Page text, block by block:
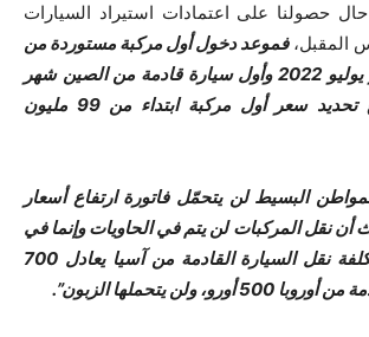
حصولنا على اعتمادات استيراد السيارات
المقبل،فموعد دخول أول مركبة مستوردة من
أوروبا سيكون شهر يوليو 2022 وأول سيارة قادمة من الصين شهر
سبتمبر 2022، مع تحديد سعر أول مركبة ابتداء من 99 مليون
البسيط لن يتحمّل فاتورة ارتفاع أسعار
نقل المركبات لن يتم في الحاويات وإنما في
الباخرة، وبالتالي تكلفة نقل السيارة القادمة من آسيا يعادل 700
ولن يتحملها الزبون”.